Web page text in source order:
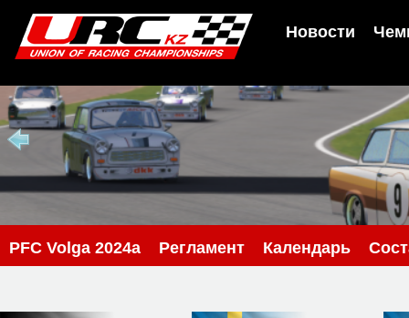
Новости
PFС Volga 2024a Регламент Календарь